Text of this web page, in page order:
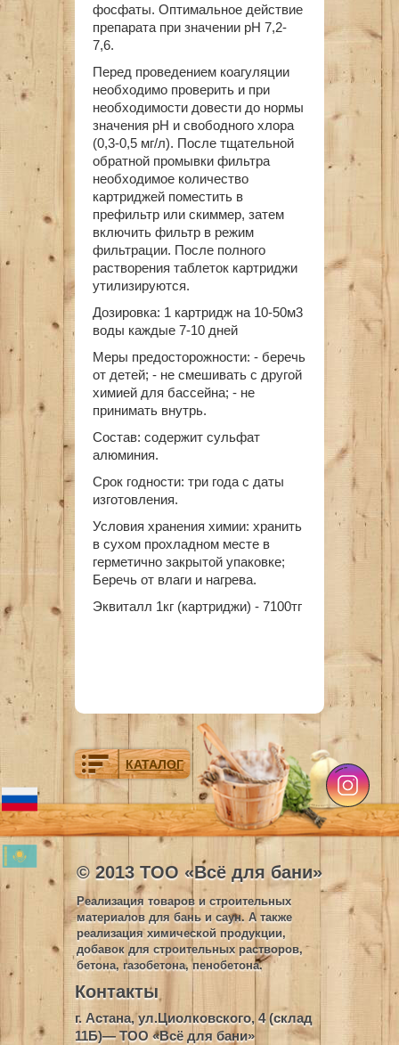
фосфаты. Оптимальное действие
препарата при значении рН 7,2-
7,6.
Перед проведением коагуляции
необходимо проверить и при
необходимости довести до нормы
значения рН и свободного хлора
(0,3-0,5 мг/л). После тщательной
обратной промывки фильтра
необходимое количество
картриджей поместить в
префильтр или скиммер, затем
включить фильтр в режим
фильтрации. После полного
растворения таблеток картриджи
утилизируются.
Дозировка: 1 картридж на 10-50м3
воды каждые 7-10 дней
Меры предосторожности: - беречь
от детей; - не смешивать с другой
химией для бассейна; - не
принимать внутрь.
Состав: содержит сульфат
алюминия.
Срок годности: три года с даты
изготовления.
Условия хранения химии: хранить
в сухом прохладном месте в
герметично закрытой упаковке;
Беречь от влаги и нагрева.
Эквиталл 1кг (картриджи) - 7100тг
КАТАЛОГ
© 2013 ТОО «Всё для бани»
Реализация товаров и строительных
материалов для бань и саун. А также
реализация химической продукции,
добавок для строительных растворов,
бетона, газобетона, пенобетона.
Контакты
г. Астана, ул.Циолковского, 4 (склад
11Б)— ТОО «Всё для бани»